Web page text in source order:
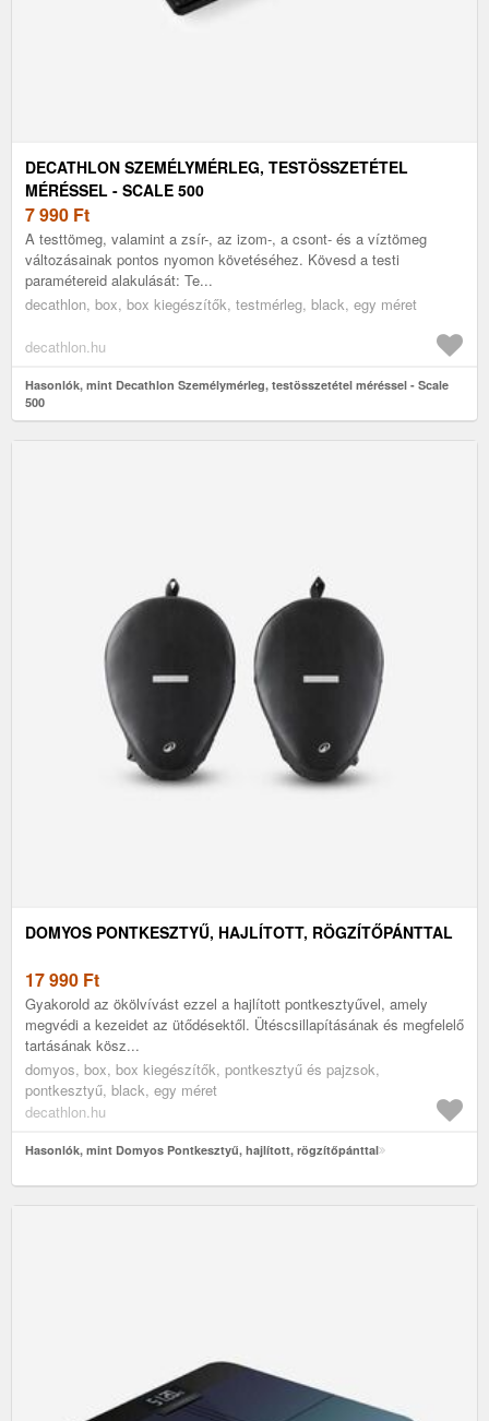
DECATHLON SZEMÉLYMÉRLEG, TESTÖSSZETÉTEL
MÉRÉSSEL - SCALE 500
7 990 Ft
A testtömeg, valamint a zsír-, az izom-, a csont- és a víztömeg
változásainak pontos nyomon követéséhez. Kövesd a testi
paramétereid alakulását: Te...
decathlon, box, box kiegészítők, testmérleg, black, egy méret
decathlon.hu
Hasonlók, mint Decathlon Személymérleg, testösszetétel méréssel - Scale
500
DOMYOS PONTKESZTYŰ, HAJLÍTOTT, RÖGZÍTŐPÁNTTAL
17 990 Ft
Gyakorold az ökölvívást ezzel a hajlított pontkesztyűvel, amely
megvédi a kezeidet az ütődésektől. Ütéscsillapításának és megfelelő
tartásának kösz...
domyos, box, box kiegészítők, pontkesztyű és pajzsok,
pontkesztyű, black, egy méret
decathlon.hu
Hasonlók, mint Domyos Pontkesztyű, hajlított, rögzítőpánttal